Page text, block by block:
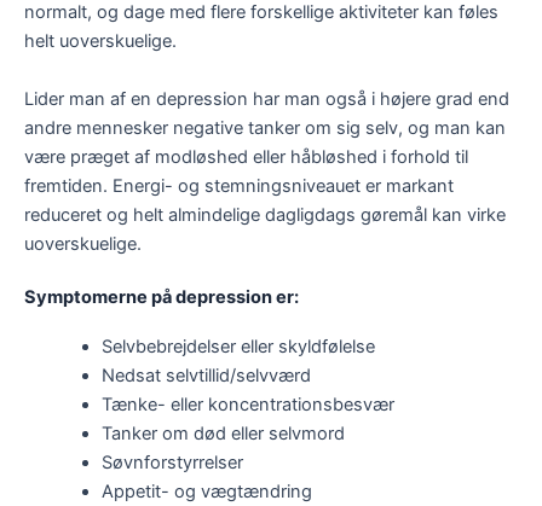
normalt, og dage med flere forskellige aktiviteter kan føles
helt uoverskuelige.
Lider man af en depression har man også i højere grad end
andre mennesker negative tanker om sig selv, og man kan
være præget af modløshed eller håbløshed i forhold til
fremtiden. Energi- og stemningsniveauet er markant
reduceret og helt almindelige dagligdags gøremål kan virke
uoverskuelige.
Symptomerne på depression er:
Selvbebrejdelser eller skyldfølelse
Nedsat selvtillid/selvværd
Tænke- eller koncentrationsbesvær
Tanker om død eller selvmord
Søvnforstyrrelser
Appetit- og vægtændring